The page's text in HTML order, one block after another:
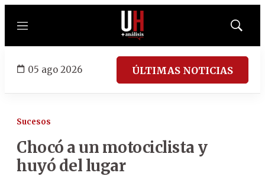
Menú
Mostrar
05 ago 2026 ÚLTIMAS NOTICIAS
Sucesos
Chocó a un motociclista y
huyó del lugar